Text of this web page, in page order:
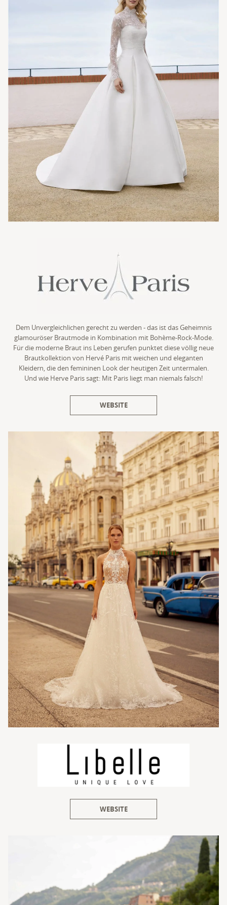
Dem Unvergleichlichen gerecht zu werden - das ist das Geheimnis
glamouröser Brautmode in Kombination mit Bohème-Rock-Mode.
Für die moderne Braut ins Leben gerufen punktet diese völlig neue
Brautkollektion von Hervé Paris mit weichen und eleganten
Kleidern, die den femininen Look der heutigen Zeit untermalen.
Und wie Herve Paris sagt: Mit Paris liegt man niemals falsch!
WEBSITE
WEBSITE